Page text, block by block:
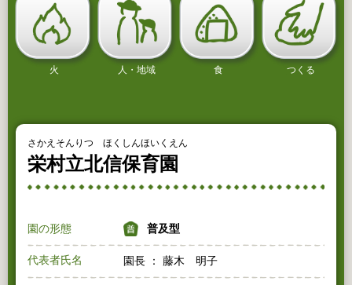
火 人・地域 食 つくる
さかえそんりつ ほくしんほいくえん
栄村立北信保育園
園の形態 普及型
代表者氏名 園長 ： 藤木 明子